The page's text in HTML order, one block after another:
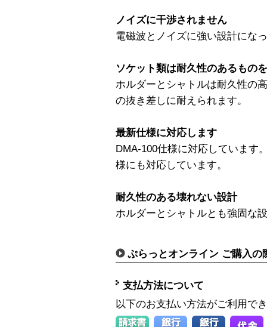
ノイズに干渉されません
電磁波とノイズに強い設計にな
ソケット類は耐久性のあるもの
ホルダーとシャトルは耐久性の
の抜き差しに耐えられます。
最新仕様に対応します
DMA-100仕様に対応しています
様にも対応しています。
耐久性のある壊れない設計
ホルダーとシャトルとも強固な
ぷらっとオンライン ご購入の
支払方法について
以下のお支払い方法がご利用で